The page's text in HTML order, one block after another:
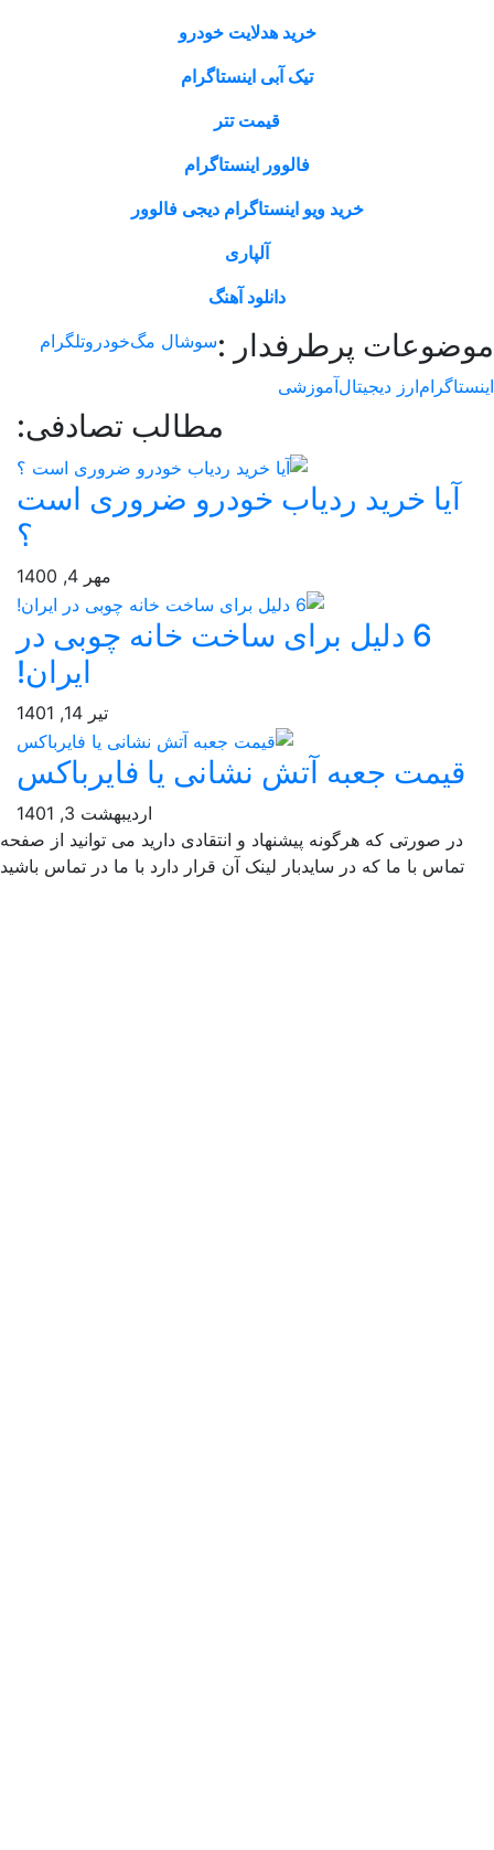
خرید هدلایت خودرو
تیک آبی اینستاگرام
قیمت تتر
فالوور اینستاگرام
خرید ویو اینستاگرام دیجی فالوور
دانلود آهنگ
پرطرفدار :سوشال مگخودروتلگرام
ارز دیجیتالآموزشی
مطالب تصادفی:
خرید ردیاب خودرو ضروری است
6 دلیل برای ساخت خانه چوبی در
ایران!
جعبه آتش نشانی یا فایرباکس
اردیبهشت 3, 1401
که هرگونه پیشنهاد و انتقادی دارید می توانید از صفحه
با ما که در سایدبار لینک آن قرار دارد با ما در تماس باشید